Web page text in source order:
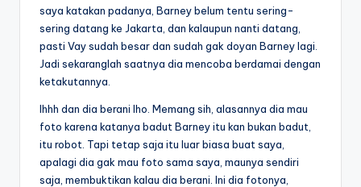
saya katakan padanya, Barney belum tentu sering-
sering datang ke Jakarta, dan kalaupun nanti datang,
pasti Vay sudah besar dan sudah gak doyan Barney lagi.
Jadi sekaranglah saatnya dia mencoba berdamai dengan
ketakutannya.
Ihhh dan dia berani lho. Memang sih, alasannya dia mau
foto karena katanya badut Barney itu kan bukan badut,
itu robot. Tapi tetap saja itu luar biasa buat saya,
apalagi dia gak mau foto sama saya, maunya sendiri
saja, membuktikan kalau dia berani. Ini dia fotonya,